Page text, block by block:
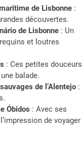
de Lisbonne :
découvertes.
de Lisbonne : Un
et loutres
: Ces petites douceurs
balade.
de l’Alentejo :
Óbidos : Avec ses
de voyager